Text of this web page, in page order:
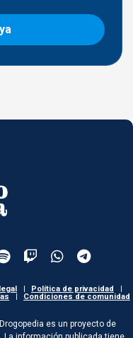
Política de privacidad
Condiciones de comunidad
es un proyecto de